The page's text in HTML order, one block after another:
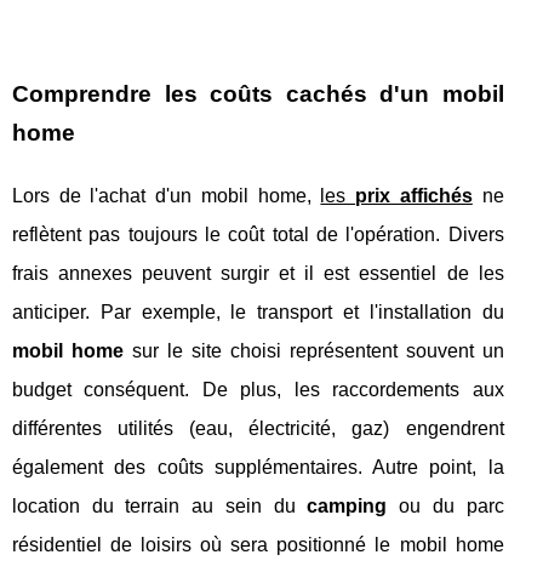
Comprendre les coûts cachés d'un mobil
home
Lors de l'achat d'un mobil home, les prix affichésne
reflètent pas toujours le coût total de l'opération. Divers
frais annexes peuvent surgir et il est essentiel de les
anticiper. Par exemple, le transport et l'installation du
mobil homesur le site choisi représentent souvent un
budget conséquent. De plus, les raccordements aux
différentes utilités (eau, électricité, gaz) engendrent
également des coûts supplémentaires. Autre point, la
location du terrain au sein ducamping ou du parc
résidentiel de loisirs où sera positionné le mobil home